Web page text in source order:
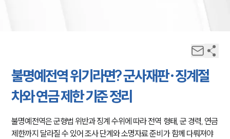
불명예전역 위기라면? 군사재판·징계절
차와 연금 제한 기준 정리
불명예전역은 군형법 위반과 징계 수위에 따라 전역 형태, 군 경력, 연금
제한까지 달라질 수 있어 조사 단계와 소명자료 준비가 함께 다뤄져야